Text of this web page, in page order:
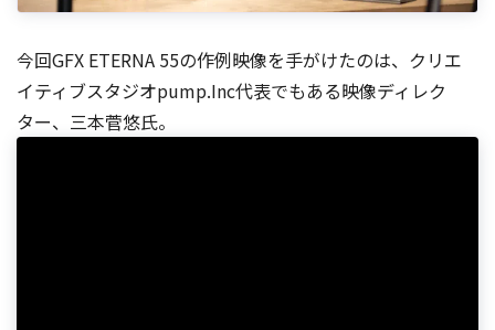
今回GFX ETERNA 55の作例映像を手がけたのは、クリエ
イティブスタジオpump.Inc代表でもある映像ディレク
ター、三本菅悠氏。